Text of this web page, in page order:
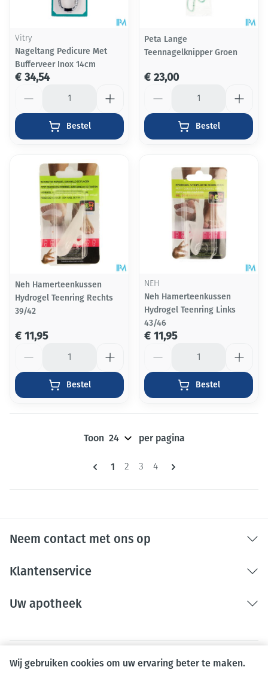
Wij gebruiken cookies om uw ervaring beter te maken.
Vitry
Nageltang Pedicure Met
Bufferveer Inox 14cm
€ 34,54
Bestel
Peta Lange
Teennagelknipper Groen
€ 23,00
Bestel
Neh Hamerteenkussen
Hydrogel Teenring Rechts
39/42
€ 11,95
Bestel
NEH
Neh Hamerteenkussen
Hydrogel Teenring Links
43/46
€ 11,95
Bestel
Pagina's
U lees momenteel pagina
1 Pagina
2 Pagina
3 Pagina
4
Toon per pagina
Neem contact met ons op
Klantenservice
Uw apotheek